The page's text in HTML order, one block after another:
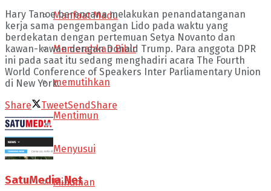
Manfaat Madu
Memerahkan Bibir
memutihkan
Mentimun
Menyusui
Minuman
Hary Tanoe berencana melakukan penandatanganan
kerja sama pengembangan Lido pada waktu yang
berdekatan dengan pertemuan Setya Novanto dan
kawan-kawan dengan Donald Trump. Para anggota DPR
ini pada saat itu sedang menghadiri acara The Fourth
World Conference of Speakers Inter Parliamentary Union
di New York.
Share
TweetSendShare
SatuMedia.Net